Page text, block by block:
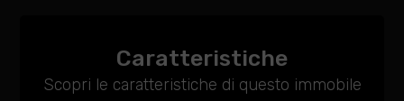
Caratteristiche
Scopri le caratteristiche di questo immobile